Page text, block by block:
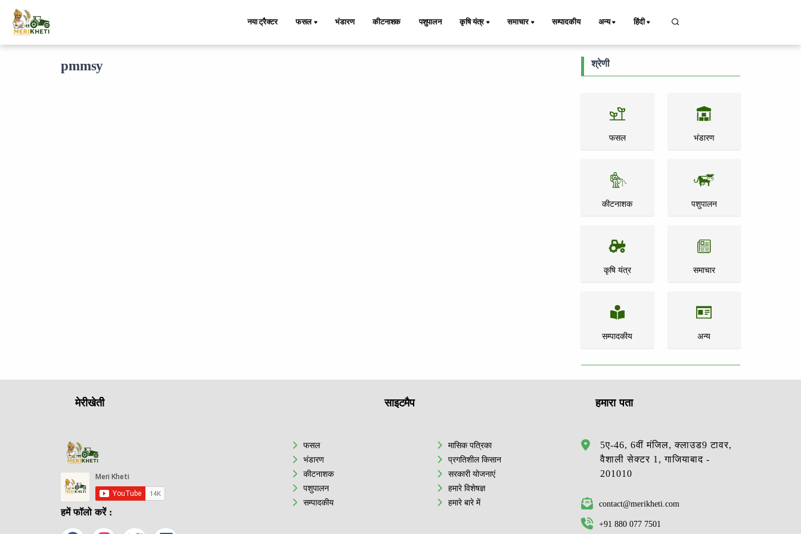
नया ट्रैक्टर फसल भंडारण कीटनाशक पशुपालन कृषि यंत्र समाचार सम्पादकीय अन्य हिंदी
pmmsy श्रेणी
फसल भंडारण
कीटनाशक पशुपालन
कृषि यंत्र समाचार
सम्पादकीय अन्य
मेरीखेती
हमें फॉलो करें :
साइटमैप
फसल
भंडारण
कीटनाशक
पशुपालन
सम्पादकीय
मासिक पत्रिका
प्रगतिशील किसान
सरकारी योजनाएं
हमारे विशेषज्ञ
हमारे बारे में
हमारा पता
5ए-46, 6वीं मंजिल, क्लाउड9 टावर,
वैशाली सेक्टर 1, गाजियाबाद -
201010
contact@merikheti.com
+91 880 077 7501